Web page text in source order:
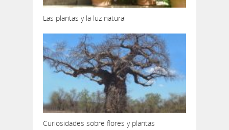
Las plantas y la luz natural
Curiosidades sobre flores y plantas